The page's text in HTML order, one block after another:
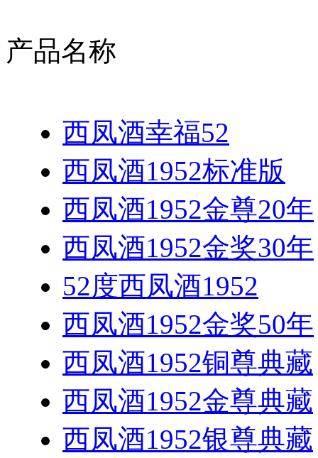
产品名称
西凤酒幸福52
西凤酒1952标准版
西凤酒1952金尊20年
西凤酒1952金奖30年
52度西凤酒1952
西凤酒1952金奖50年
西凤酒1952铜尊典藏
西凤酒1952金尊典藏
西凤酒1952银尊典藏